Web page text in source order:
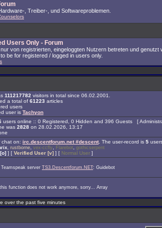
, Treiber-, und Softwareproblemen.
Users Only - Forum
von registrierten, eingeloggten Nutzern betreten und genutzt
be for registered / logged in users only.
111217782 visitors in total since 06.02.2001.
a total of 61223 articles
users
user is Tachyon
users online :: 0 Registered, 0 Hidden and 396 Guests [
was 2828 on 28.02.2026, 13:17
chat on: irc.descentforum.net #descent. The user-record is 5
rustborne vex-ccfly Flarebot gothicserpent
] [ Verified User [v] ] [ Normal User ]
server TS3.Descentforum.NET: Guidebot
function does not work anymore, sorry... Array
over the past five minutes